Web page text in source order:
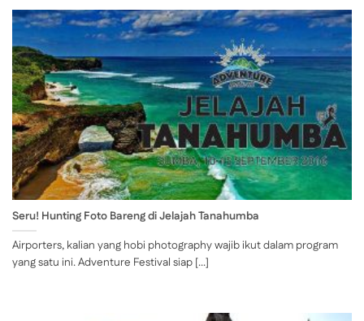
Seru! Hunting Foto Bareng di Jelajah Tanahumba
Airporters, kalian yang hobi photography wajib ikut dalam program
yang satu ini. Adventure Festival siap [...]